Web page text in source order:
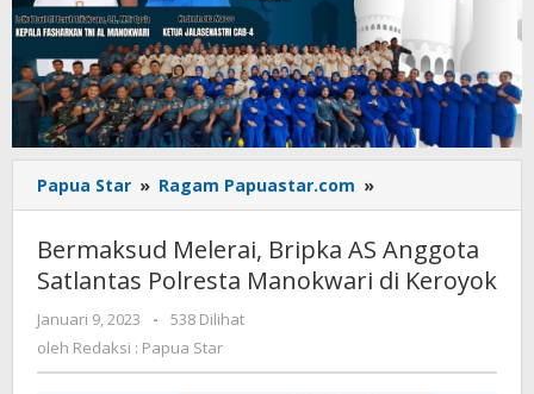
Papua Star » Ragam Papuastar.com »
Melerai,
AS
Anggota
Bermaksud Melerai, Bripka AS Anggota
Satlantas Polresta Manokwari di Keroyok
Januari 9, 2023
oleh
Redaksi
-
538 Dilihat
oleh Redaksi : Papua Star